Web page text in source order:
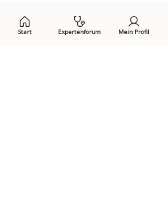
Start Expertenforum Mein Profil